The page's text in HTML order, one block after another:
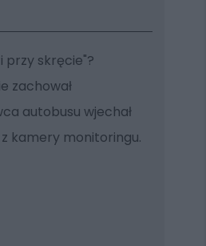
przy skręcie"?
zachował
autobusu wjechał
kamery monitoringu.